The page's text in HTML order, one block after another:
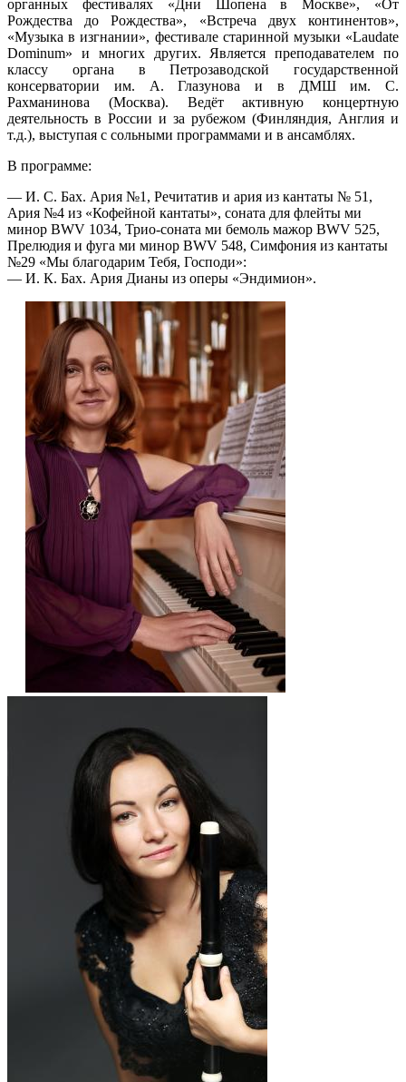
органных фестивалях «Дни Шопена в Москве», «От
Рождества до Рождества», «Встреча двух континентов»,
«Музыка в изгнании», фестивале старинной музыки «Laudate
Dominum» и многих других. Является преподавателем по
классу органа в Петрозаводской государственной
консерватории им. А. Глазунова и в ДМШ им. С.
Рахманинова (Москва). Ведёт активную концертную
деятельность в России и за рубежом (Финляндия, Англия и
т.д.), выступая с сольными программами и в ансамблях.
В программе:
— И. С. Бах. Ария №1, Речитатив и ария из кантаты № 51,
Ария №4 из «Кофейной кантаты», соната для флейты ми
минор BWV 1034, Трио-соната ми бемоль мажор BWV 525,
Прелюдия и фуга ми минор BWV 548, Симфония из кантаты
№29 «Мы благодарим Тебя, Господи»:
— И. К. Бах. Ария Дианы из оперы «Эндимион».